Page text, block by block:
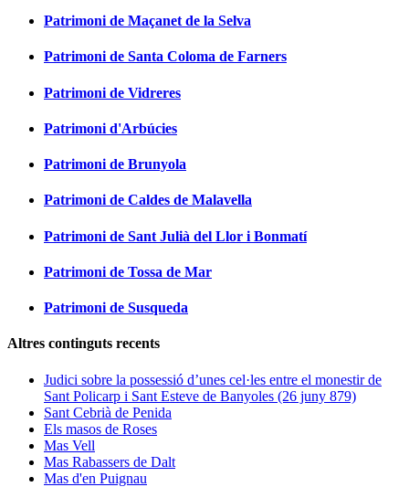
Patrimoni de Maçanet de la Selva
Patrimoni de Santa Coloma de Farners
Patrimoni de Vidreres
Patrimoni d'Arbúcies
Patrimoni de Brunyola
Patrimoni de Caldes de Malavella
Patrimoni de Sant Julià del Llor i Bonmatí
Patrimoni de Tossa de Mar
Patrimoni de Susqueda
Altres continguts recents
Judici sobre la possessió d’unes cel·les entre el monestir de
Sant Policarp i Sant Esteve de Banyoles (26 juny 879)
Sant Cebrià de Penida
Els masos de Roses
Mas Vell
Mas Rabassers de Dalt
Mas d'en Puignau